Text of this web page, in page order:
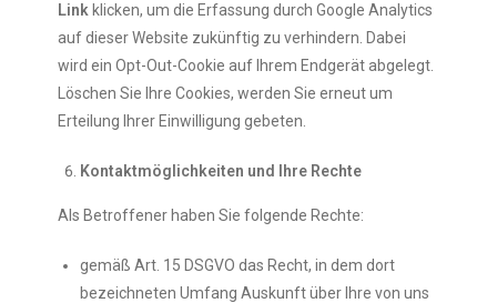
Link klicken, um die Erfassung durch Google Analytics
auf dieser Website zukünftig zu verhindern. Dabei
wird ein Opt-Out-Cookie auf Ihrem Endgerät abgelegt.
Löschen Sie Ihre Cookies, werden Sie erneut um
Erteilung Ihrer Einwilligung gebeten.
Kontaktmöglichkeiten und Ihre Rechte
Als Betroffener haben Sie folgende Rechte:
gemäß Art. 15 DSGVO das Recht, in dem dort
bezeichneten Umfang Auskunft über Ihre von uns